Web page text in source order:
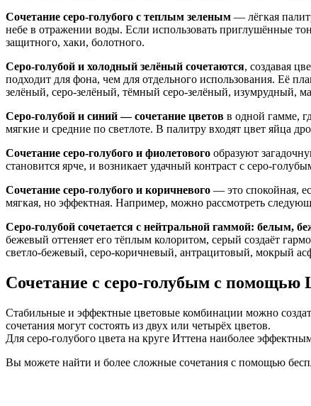
Сочетание серо-голубого с теплым зеленым — лёгкая
небе в отражении воды. Если использовать приглушённые
защитного, хаки, болотного.
Серо-голубой и холодный зелёный сочетаются, создавая
подходит для фона, чем для отдельного использования. Её
зелёный, серо-зелёный, тёмный серо-зелёный, изумрудный,
Серо-голубой и синий — сочетание цветов в одной гамме,
мягкие и средние по светлоте. В палитру входят цвет яйца
Сочетание серо-голубого и фиолетового образуют
становится ярче, и возникает удачный контраст с серо-
Сочетание серо-голубого и коричневого — это спокойная,
мягкая, но эффектная. Например, можно рассмотреть
Серо-голубой сочетается с нейтральной гаммой: белым,
бежевый оттеняет его тёплым колоритом, серый создаёт
светло-бежевый, серо-коричневый, антрацитовый, мокрый
Сочетание с серо-голубым с помощью
Стабильные и эффектные цветовые комбинации можно
сочетания могут состоять из двух или четырёх цветов.
Для серо-голубого цвета на круге Иттена наиболее
Вы можете найти и более сложные сочетания с помощью